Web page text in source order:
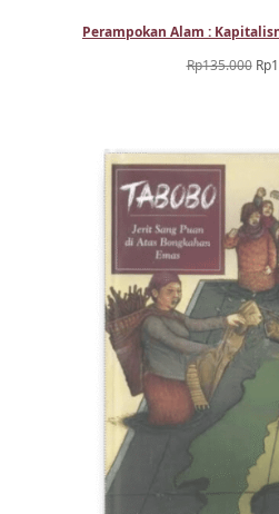
Perampokan Alam :
Rp135.000 Rp